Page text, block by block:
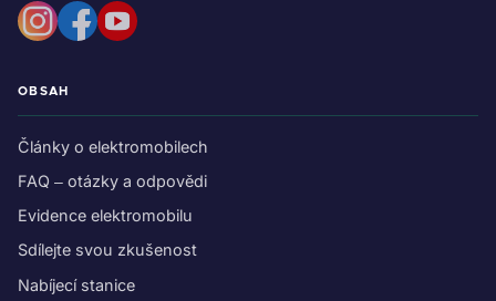
OBSAH
Články o elektromobilech
FAQ – otázky a odpovědi
Evidence elektromobilu
Sdílejte svou zkušenost
Nabíjecí stanice